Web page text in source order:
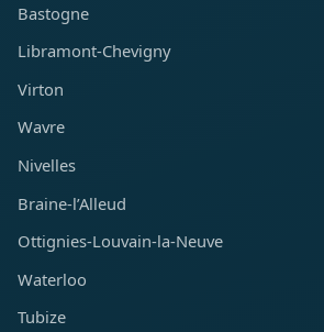
Bastogne
Libramont-Chevigny
Virton
Wavre
Nivelles
Braine-l’Alleud
Ottignies-Louvain-la-Neuve
Waterloo
Tubize